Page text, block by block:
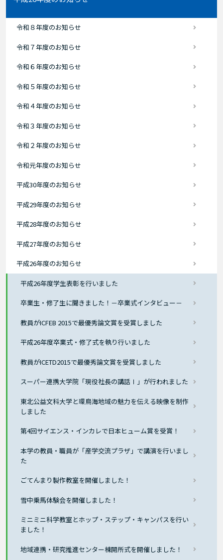
令和８年度のお知らせ
令和７年度のお知らせ
令和６年度のお知らせ
令和５年度のお知らせ
令和４年度のお知らせ
令和３年度のお知らせ
令和２年度のお知らせ
令和元年度のお知らせ
平成30年度のお知らせ
平成29年度のお知らせ
平成28年度のお知らせ
平成27年度のお知らせ
平成26年度のお知らせ
平成26年度学生表彰を行いました
卒業生・修了生に聞きました！－卒業式インタビュー－
教員がICFEB 2015で最優秀論文賞を受賞しました
平成26年度卒業式・修了式を執り行いました
教員がICETD2015で最優秀論文賞を受賞しました
スーパー連携大学院「現役社長の講話Ⅰ」が行われました
東北公益文科大学と環鳥海地域の魅力を伝える映像を制作
しました
第4回サイエンス・インカレで日本ヒューム賞を受賞！
本学の教員・職員が「産学交流プラザ」で講演を行いまし
た
ごてんまり製作教室を開催しました！
雪中乗馬体験会を開催しました！
ミニミニ科学教室とホップ・ステップ・キャンパスを行い
ました！
地域連携・研究推進センター棟開所式を開催しました！